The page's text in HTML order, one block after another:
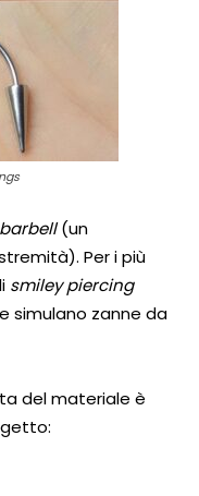
(un
Per i più
smiley piercing
simulano zanne da
del materiale è